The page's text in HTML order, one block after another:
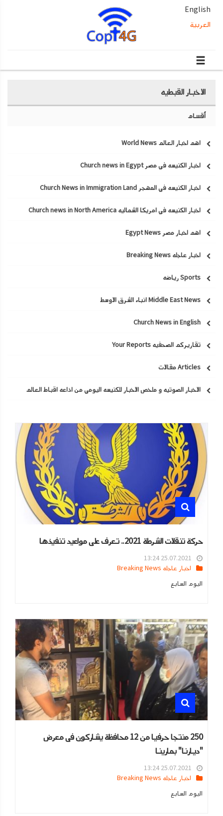
English
العربية
الاخبار القبطيه
أقسام
اهم اخبار العالم World News
اخبار الكنيسه في مصر Church news in Egypt
اخبار الكنيسه في المهجر Church News in Immigration Land
اخبار الكنيسه في امريكا الشماليه Church news in North America
اهم اخبار مصر Egypt News
اخبار عاجله Breaking News
Sports رياضه
Middle East News انباء الشرق الاوسط
Church News in English
تقاريركم الصحفيه Your Reports
Articles مقالات
الاخبار الصوتيه و ملخص الاخبار للكنيسه اليومي من اذاعه اقباط العالم
حركة تنقلات الشرطة 2021.. تعرف على مواعيد تنفيذها
25.07.2021 13:24
اخبار عاجله Breaking News
اليوم السابع
250 منتجا حرفيا من 12 محافظة يشاركون فى معرض
"ديارنا" بمارينا
25.07.2021 13:24
اخبار عاجله Breaking News
اليوم السابع